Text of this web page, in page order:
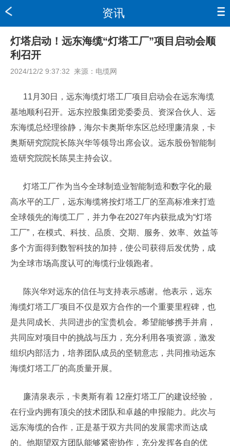
资讯
灯塔启动！远东海缆“灯塔工厂”项目启动会顺
利召开
2024/12/2 9:37:32 来源： 电缆网
11月30日，远东海缆灯塔工厂项目启动会在远东海缆
基地顺利召开。远东控股集团党委委员、资深合伙人、远
东海缆总经理徐静，海尔卡奥斯华东区总经理廉清泉，卡
奥斯研究院院长陈兴华等领导出席会议。远东股份智能制
造研究院院长陈昊主持会议。
灯塔工厂作为当今全球制造业智能制造和数字化的最
高水平的工厂，远东海缆将按灯塔工厂的至高标准来打造
全球领先的海缆工厂，并力争在2027年内获批成为“灯塔
工厂”，在模式、科技、品质、交期、服务、效率、效益等
多个方面得到数智科技的加持，使公司获得后发优势，成
为全球市场高度认可的海缆行业领跑者。
陈兴华对远东的信任与支持表示感谢。他表示，远东
海缆灯塔工厂项目不仅是双方合作的一个重要里程碑，也
是共同成长、共同进步的宝贵机会。希望能够携手并肩，
共同应对项目中的挑战与压力，充分利用各项资源，激发
组织内部活力，培养团队成员的坚韧意志，共同推动远东
海缆灯塔工厂的高质量开展。
廉清泉表示，卡奥斯有着 12座灯塔工厂的建设经验，
在行业内拥有顶尖的技术团队和卓越的申报能力。此次与
远东海缆的合作，正是基于双方共同的发展需求而达成
的。他期望双方团队能够紧密协作，充分发挥各自的优